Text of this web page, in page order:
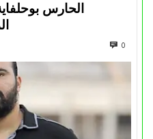
الحارس
0